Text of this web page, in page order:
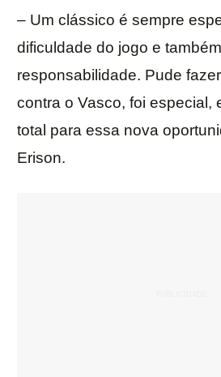
– Um clássico é sempre
dificuldade do jogo e
responsabilidade. Pude
contra o Vasco, foi especial,
total para essa nova
Erison.